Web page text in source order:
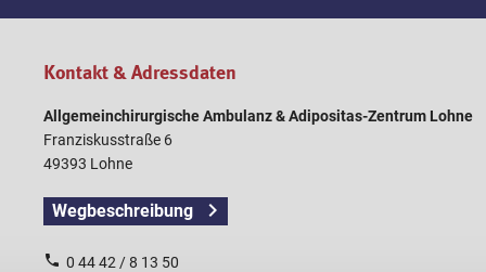
Kontakt & Adressdaten
Allgemeinchirurgische Ambulanz & Adipositas-Zentrum Lohne
Franziskusstraße 6
49393 Lohne
Wegbeschreibung
0 44 42 / 8 13 50